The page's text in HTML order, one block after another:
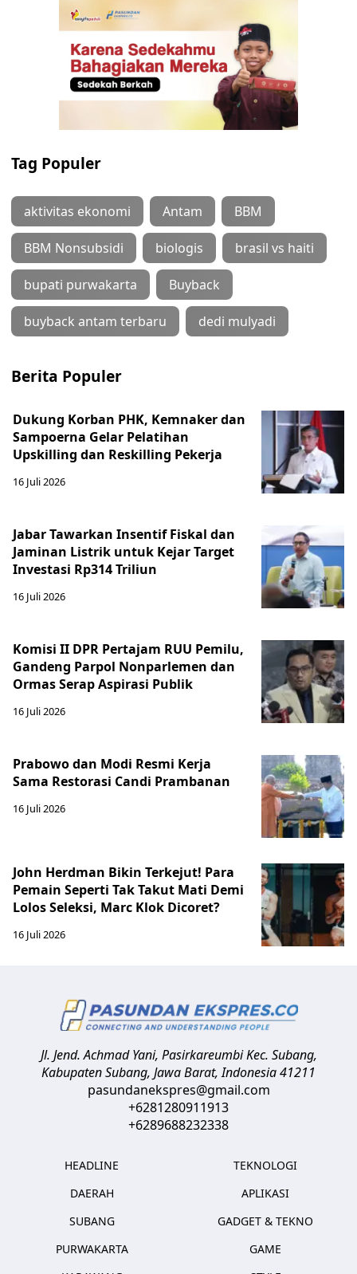
Tag Populer
aktivitas ekonomi Antam BBM
BBM Nonsubsidi biologis brasil vs haiti
bupati purwakarta Buyback
buyback antam terbaru dedi mulyadi
Berita Populer
Dukung Korban PHK, Kemnaker dan
Sampoerna Gelar Pelatihan
Upskilling dan Reskilling Pekerja
16 Juli 2026
Jabar Tawarkan Insentif Fiskal dan
Jaminan Listrik untuk Kejar Target
Investasi Rp314 Triliun
16 Juli 2026
Komisi II DPR Pertajam RUU Pemilu,
Gandeng Parpol Nonparlemen dan
Ormas Serap Aspirasi Publik
16 Juli 2026
Prabowo dan Modi Resmi Kerja
Sama Restorasi Candi Prambanan
16 Juli 2026
John Herdman Bikin Terkejut! Para
Pemain Seperti Tak Takut Mati Demi
Lolos Seleksi, Marc Klok Dicoret?
16 Juli 2026
Jl. Jend. Achmad Yani, Pasirkareumbi Kec. Subang,
Kabupaten Subang, Jawa Barat,Indonesia41211
pasundanekspres@gmail.com
+6281280911913
+6289688232338
HEADLINE
DAERAH
SUBANG
PURWAKARTA
TEKNOLOGI
APLIKASI
GADGET & TEKNO
GAME